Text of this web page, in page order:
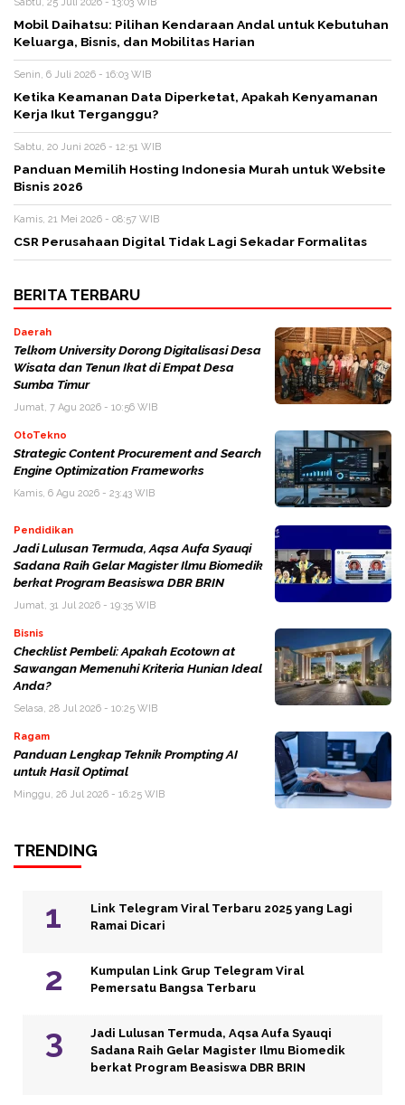
Sabtu, 25 Juli 2026 - 13:03 WIB
Mobil Daihatsu: Pilihan Kendaraan Andal untuk Kebutuhan
Keluarga, Bisnis, dan Mobilitas Harian
Senin, 6 Juli 2026 - 16:03 WIB
Ketika Keamanan Data Diperketat, Apakah Kenyamanan
Kerja Ikut Terganggu?
Sabtu, 20 Juni 2026 - 12:51 WIB
Panduan Memilih Hosting Indonesia Murah untuk Website
Bisnis 2026
Kamis, 21 Mei 2026 - 08:57 WIB
CSR Perusahaan Digital Tidak Lagi Sekadar Formalitas
BERITA TERBARU
Daerah
Telkom University Dorong Digitalisasi Desa
Wisata dan Tenun Ikat di Empat Desa
Sumba Timur
Jumat, 7 Agu 2026 - 10:56 WIB
OtoTekno
Strategic Content Procurement and Search
Engine Optimization Frameworks
Kamis, 6 Agu 2026 - 23:43 WIB
Pendidikan
Jadi Lulusan Termuda, Aqsa Aufa Syauqi
Sadana Raih Gelar Magister Ilmu Biomedik
berkat Program Beasiswa DBR BRIN
Jumat, 31 Jul 2026 - 19:35 WIB
Bisnis
Checklist Pembeli: Apakah Ecotown at
Sawangan Memenuhi Kriteria Hunian Ideal
Anda?
Selasa, 28 Jul 2026 - 10:25 WIB
Ragam
Panduan Lengkap Teknik Prompting AI
untuk Hasil Optimal
Minggu, 26 Jul 2026 - 16:25 WIB
TRENDING
Link Telegram Viral Terbaru 2025 yang Lagi
Ramai Dicari
Kumpulan Link Grup Telegram Viral
Pemersatu Bangsa Terbaru
Jadi Lulusan Termuda, Aqsa Aufa Syauqi
Sadana Raih Gelar Magister Ilmu Biomedik
berkat Program Beasiswa DBR BRIN